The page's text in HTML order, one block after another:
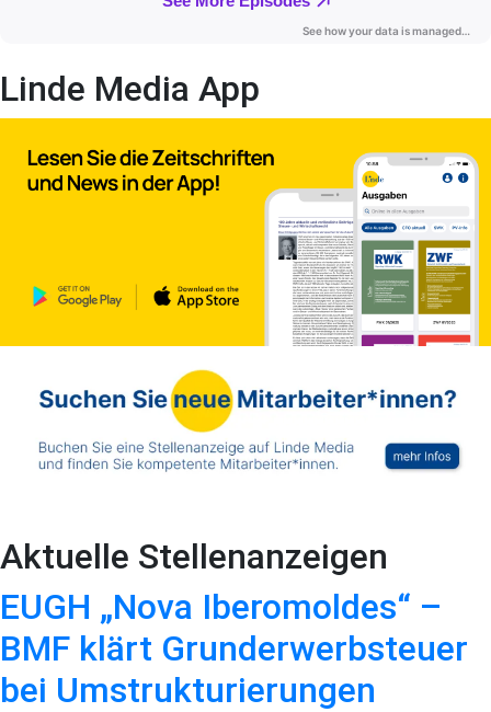
Linde Media App
Aktuelle Stellenanzeigen
EUGH „Nova Iberomoldes“ –
BMF klärt Grunderwerbsteuer
bei Umstrukturierungen